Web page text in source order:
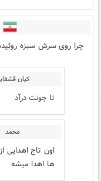
چرا روی سرش سبزه
کیان
تا جونت درآد
محمد
اون تاج اهدایی
ها اهدا میشه